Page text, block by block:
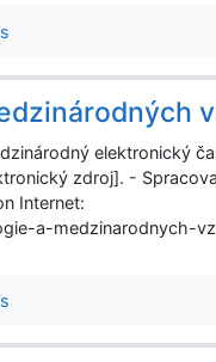
elektronický
zdroj]. -
Internet:
a-medzinarodnych-